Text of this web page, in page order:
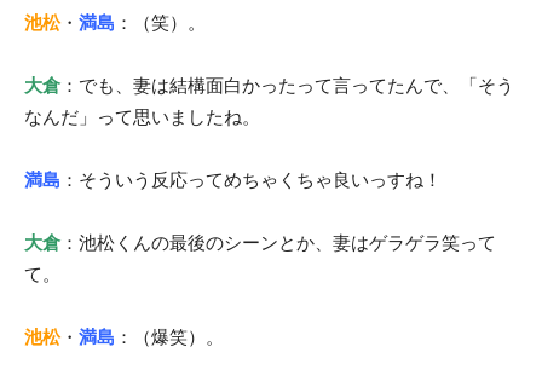
池松・ 満島 ：（笑）。
大倉：でも、妻は結構面白かったって言ってたんで、「そう
なんだ」って思いましたね。
満島 ：そういう反応ってめちゃくちゃ良いっすね！
大倉：池松くんの最後のシーンとか、妻はゲラゲラ笑って
て。
池松・ 満島 ：（爆笑）。